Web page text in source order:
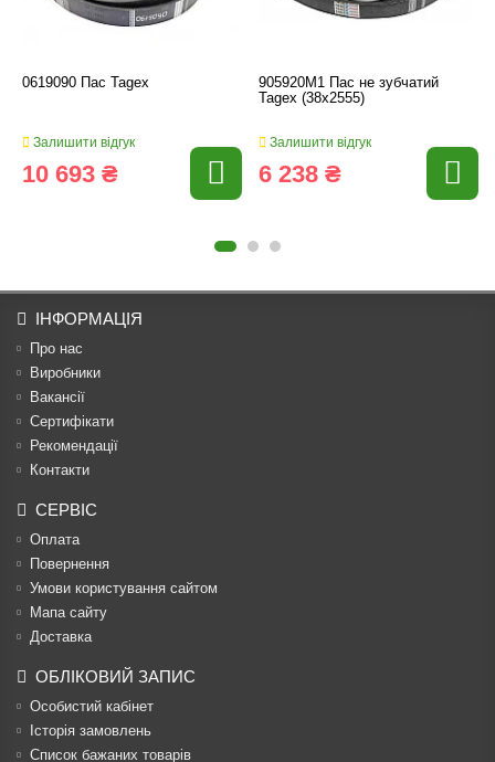
0619090 Пас Tagex
Залишити відгук
10 693 ₴
905920M1 Пас не зубчатий
Tagex (38x2555)
Залишити відгук
6 238 ₴
ІНФОРМАЦІЯ
Про нас
Виробники
Вакансії
Сертифікати
Рекомендації
Контакти
СЕРВІС
Оплата
Повернення
Умови користування сайтом
Мапа сайту
Доставка
ОБЛІКОВИЙ ЗАПИС
Особистий кабінет
Історія замовлень
Список бажаних товарів